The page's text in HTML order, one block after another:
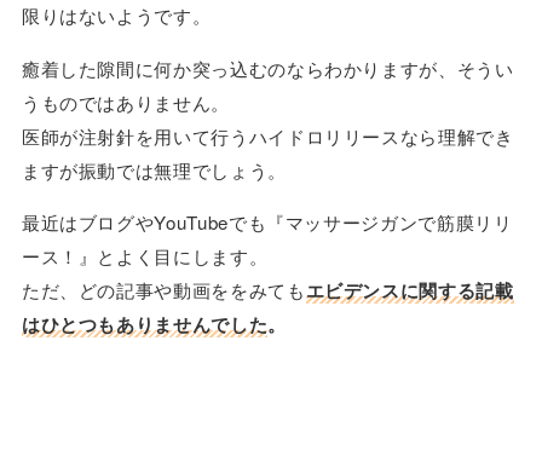
限りはないようです。
癒着した隙間に何か突っ込むのならわかりますが、そうい
うものではありません。
医師が注射針を用いて行うハイドロリリースなら理解でき
ますが振動では無理でしょう。
最近はブログやYouTubeでも『マッサージガンで筋膜リリ
ース！』とよく目にします。
ただ、どの記事や動画ををみてもエビデンスに関する記載
はひとつもありませんでした。